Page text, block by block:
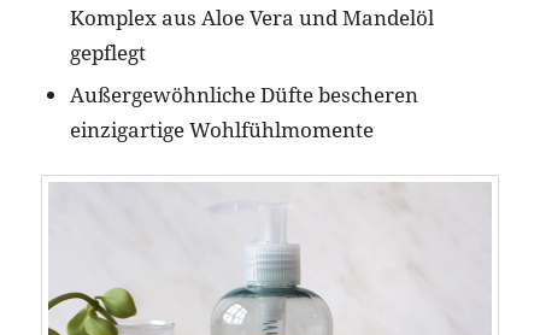
Komplex aus Aloe Vera und Mandelöl
gepflegt
Außergewöhnliche Düfte bescheren
einzigartige Wohlfühlmomente